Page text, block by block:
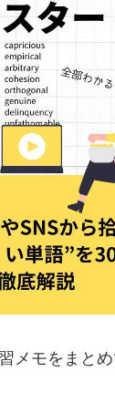
メモをまと